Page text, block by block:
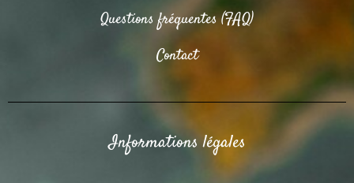
Questions fréquentes (FAQ)
Contact
Informations légales